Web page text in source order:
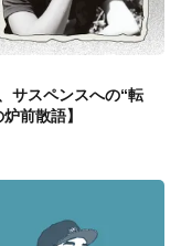
サスペンスへの“転
前散語】